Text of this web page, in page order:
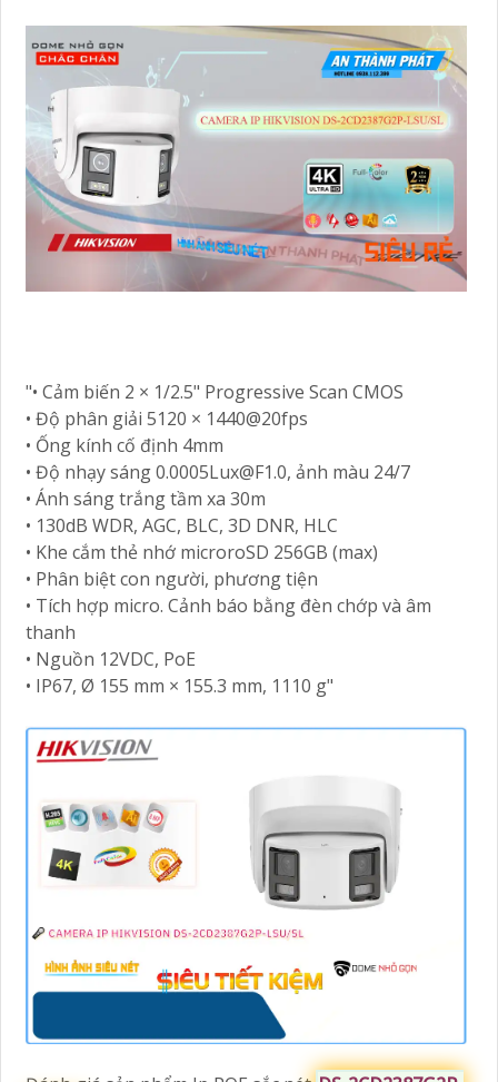
"• Cảm biến 2 × 1/2.5" Progressive Scan CMOS
• Độ phân giải 5120 × 1440@20fps
• Ống kính cố định 4mm
• Độ nhạy sáng 0.0005Lux@F1.0, ảnh màu 24/7
• Ánh sáng trắng tầm xa 30m
• 130dB WDR, AGC, BLC, 3D DNR, HLC
• Khe cắm thẻ nhớ microroSD 256GB (max)
• Phân biệt con người, phương tiện
• Tích hợp micro. Cảnh báo bằng đèn chớp và âm
thanh
• Nguồn 12VDC, PoE
• IP67, Ø 155 mm × 155.3 mm, 1110 g"